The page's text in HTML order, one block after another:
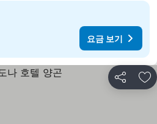
요금 보기
공유 즐